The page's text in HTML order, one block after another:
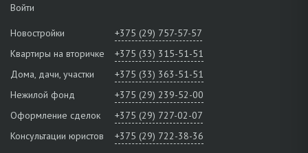
Войти
Новостройки
+375 (29) 757-57-57
Квартиры на вторичке
+375 (33) 315-51-51
Дома, дачи, участки
+375 (33) 363-51-51
Нежилой фонд
+375 (29) 239-52-00
Оформление сделок
+375 (29) 727-02-07
Консультации юристов
+375 (29) 722-38-36